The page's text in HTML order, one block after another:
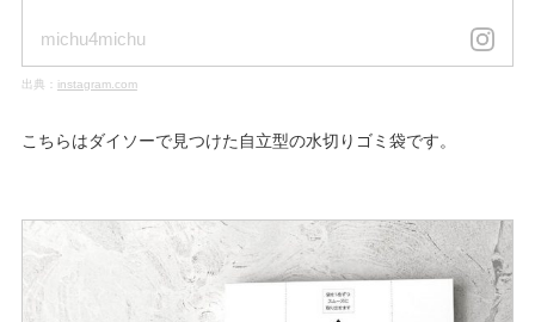
michu4michu
出典： instagram.com
こちらはダイソーで見つけた自立型の水切りゴミ袋です。